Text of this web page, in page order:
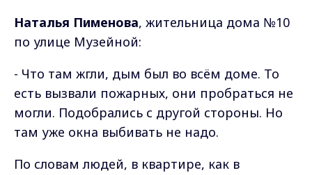
Наталья Пименова, жительница дома №10
по улице Музейной:
- Что там жгли, дым был во всём доме. То
есть вызвали пожарных, они пробраться не
могли. Подобрались с другой стороны. Но
там уже окна выбивать не надо.
По словам людей, в квартире, как в